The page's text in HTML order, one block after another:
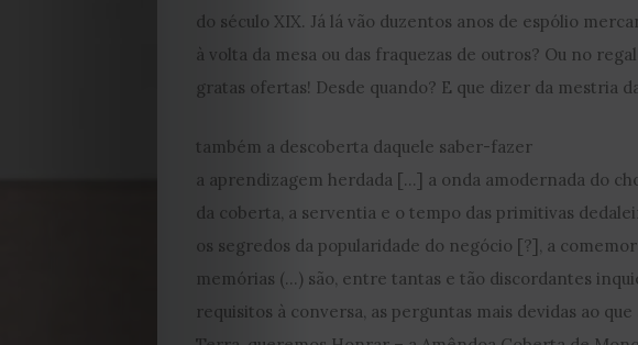
do século XIX. Já lá vão duzentos anos de espólio
à volta da mesa ou das fraquezas de outros? Ou no
gratas ofertas! Desde quando? E que dizer da mestria
também a descoberta daquele saber-fazer
a aprendizagem herdada […] a onda amodernada do
da coberta, a serventia e o tempo das primitivas
os segredos da popularidade do negócio [?], a
memórias (…) são, entre tantas e tão discordantes
requisitos à conversa, as perguntas mais devidas ao